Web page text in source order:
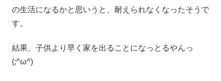
の生活になるかと思いうと、耐えられなくなったそうで
す。
結果、子供より早く家を出ることになっとるやんっ
(;^ω^)